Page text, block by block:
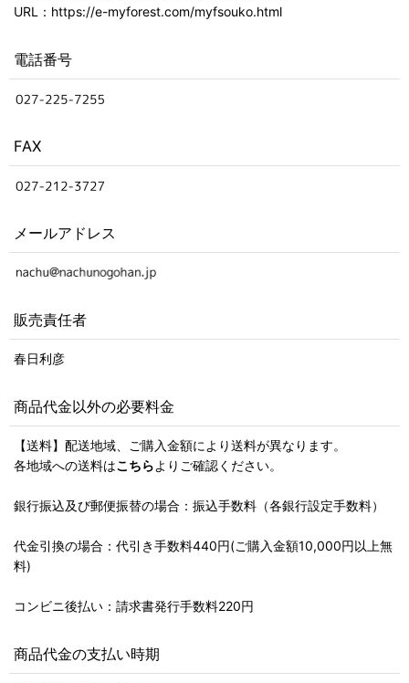
URL：https://e-myforest.com/myfsouko.html
電話番号
FAX
メールアドレス
販売責任者
春日利彦
商品代金以外の必要料金
【送料】配送地域、ご購入金額により送料が異なります。
各地域への送料はこちらよりご確認ください。
銀行振込及び郵便振替の場合：振込手数料（各銀行設定手数料）
代金引換の場合：代引き手数料440円(ご購入金額10,000円以上無
料)
コンビニ後払い：請求書発行手数料220円
商品代金の支払い時期